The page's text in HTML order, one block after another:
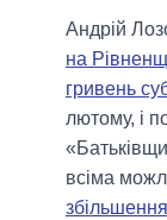
Андрій
на
гривень
лютому, і
всіма